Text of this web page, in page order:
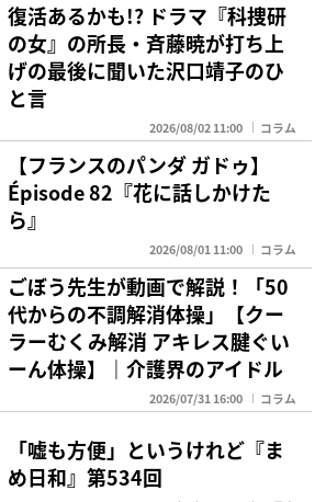
復活あるかも!? ドラマ『科捜研
の女』の所長・斉藤暁が打ち上
げの最後に聞いた沢口靖子のひ
と言
2026/08/02 11:00 コラム
【フランスのパンダ ガドゥ】
Épisode 82『花に話しかけた
ら』
2026/08/01 11:00 コラム
ごぼう先生が動画で解説！「50
代からの不調解消体操」【クー
ラーむくみ解消 アキレス腱ぐい
ーん体操】｜介護界のアイドル
2026/07/31 16:00 コラム
「嘘も方便」というけれど『ま
め日和』第534回